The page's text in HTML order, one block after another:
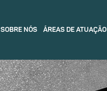
SOBRE NÓS ÁREAS DE ATUAÇÃO